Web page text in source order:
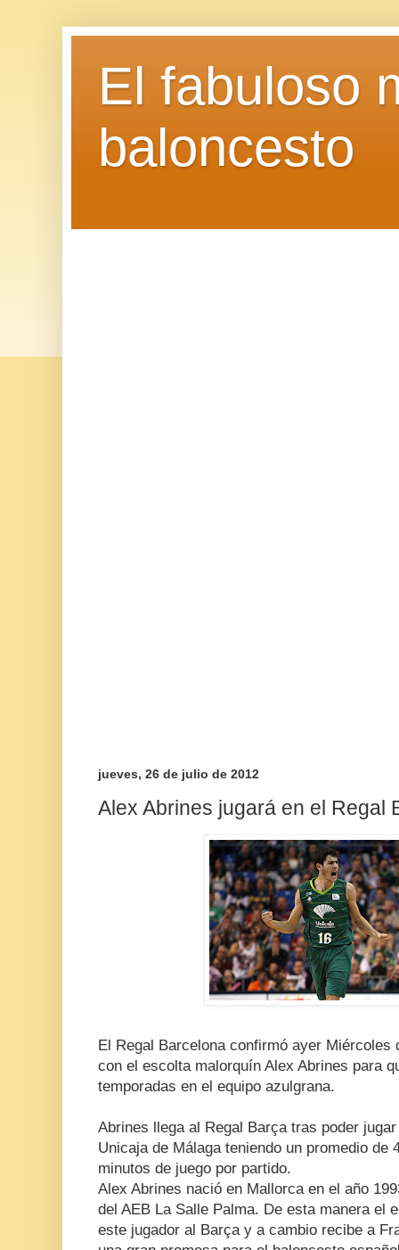
El fabuloso
baloncesto
jueves, 26 de julio de 2012
Alex Abrines jugará en el Regal
El Regal Barcelona confirmó ayer Miércoles
con el escolta malorquín Alex Abrines para
temporadas en el equipo azulgrana.
Abrines llega al Regal Barça tras poder
Unicaja de Málaga teniendo un promedio de
minutos de juego por partido.
Alex Abrines nació en Mallorca en el año
del AEB La Salle Palma. De esta manera el
este jugador al Barça y a cambio recibe a